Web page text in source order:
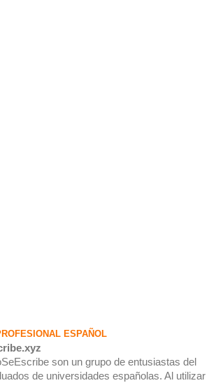
ESPAÑOL
son un grupo de entusiastas del
de universidades españolas. Al utilizar